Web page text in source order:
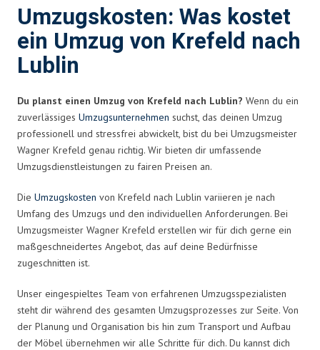
Umzugskosten: Was kostet
ein Umzug von Krefeld nach
Lublin
Du planst einen Umzug von Krefeld nach Lublin? Wenn du ein
zuverlässiges Umzugsunternehmen suchst, das deinen Umzug
professionell und stressfrei abwickelt, bist du bei Umzugsmeister
Wagner Krefeld genau richtig. Wir bieten dir umfassende
Umzugsdienstleistungen zu fairen Preisen an.
Die Umzugskosten von Krefeld nach Lublin variieren je nach
Umfang des Umzugs und den individuellen Anforderungen. Bei
Umzugsmeister Wagner Krefeld erstellen wir für dich gerne ein
maßgeschneidertes Angebot, das auf deine Bedürfnisse
zugeschnitten ist.
Unser eingespieltes Team von erfahrenen Umzugsspezialisten
steht dir während des gesamten Umzugsprozesses zur Seite. Von
der Planung und Organisation bis hin zum Transport und Aufbau
der Möbel übernehmen wir alle Schritte für dich. Du kannst dich